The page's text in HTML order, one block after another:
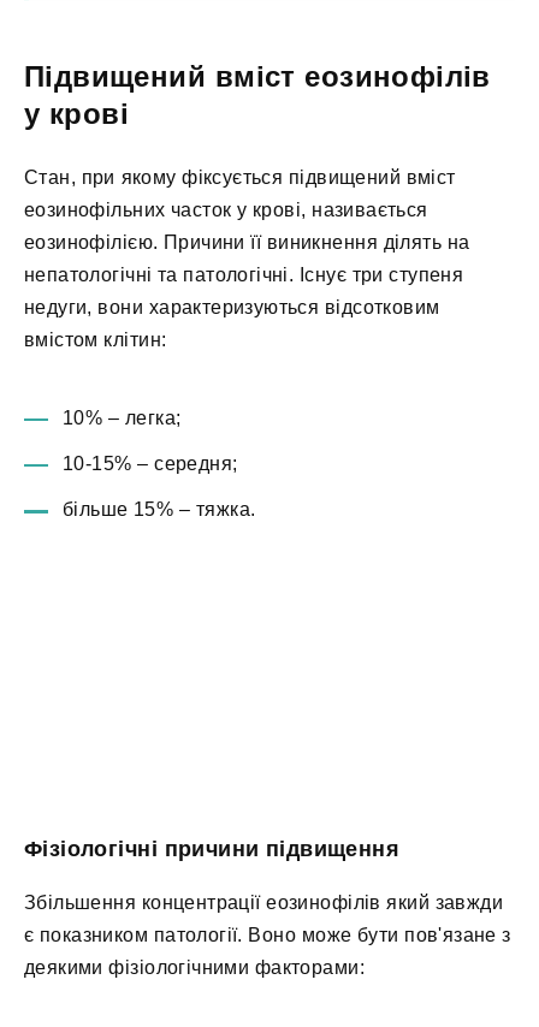
Підвищений вміст еозинофілів
у крові
Стан, при якому фіксується підвищений вміст
еозинофільних часток у крові, називається
еозинофілією. Причини її виникнення ділять на
непатологічні та патологічні. Існує три ступеня
недуги, вони характеризуються відсотковим
вмістом клітин:
10% – легка;
10-15% – середня;
більше 15% – тяжка.
Фізіологічні причини підвищення
Збільшення концентрації еозинофілів який завжди
є показником патології. Воно може бути пов'язане з
деякими фізіологічними факторами: